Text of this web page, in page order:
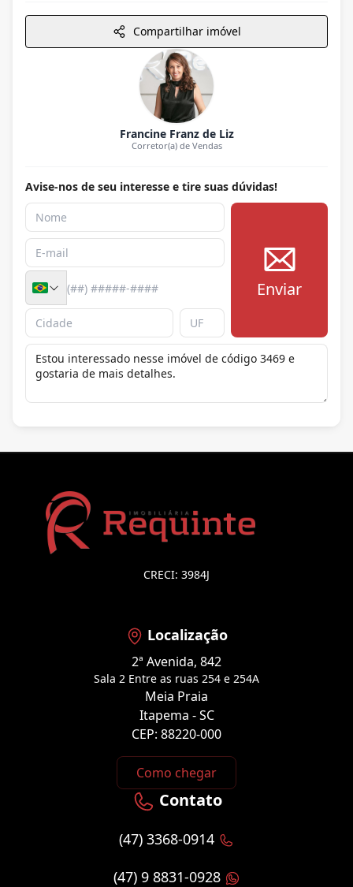
Compartilhar imóvel
Francine Franz de Liz
Corretor(a) de Vendas
Avise-nos de seu interesse e tire suas dúvidas!
Enviar
CRECI: 3984J
Localização
2ª Avenida, 842
Sala 2 Entre as ruas 254 e 254A
Meia Praia
Itapema - SC
CEP: 88220-000
Como chegar
Contato
(47) 3368-0914
(47) 9 8831-0928